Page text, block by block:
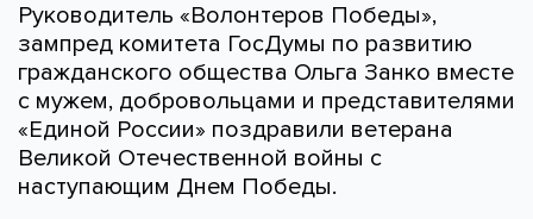
Руководитель «Волонтеров Победы»,
зампред комитета ГосДумы по развитию
гражданского общества Ольга Занко вместе
с мужем, добровольцами и представителями
«Единой России» поздравили ветерана
Великой Отечественной войны с
наступающим Днем Победы.